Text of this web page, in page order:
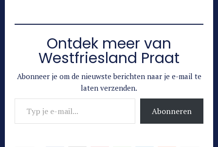
Ontdek meer van
Westfriesland Praat
Abonneer je om de nieuwste berichten naar je e-mail te
laten verzenden.
Typ je e-mail...
Abonneren